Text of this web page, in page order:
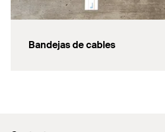
Bandejas de cables